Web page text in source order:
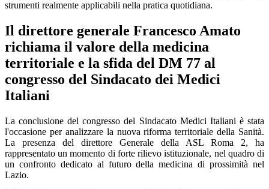
strumenti realmente applicabili nella pratica quotidiana.
Il direttore generale Francesco Amato
richiama il valore della medicina
territoriale e la sfida del DM 77 al
congresso del Sindacato dei Medici
Italiani
La conclusione del congresso del Sindacato Medici Italiani è stata
l'occasione per analizzare la nuova riforma territoriale della Sanità.
La presenza del direttore Generale della ASL Roma 2, ha
rappresentato un momento di forte rilievo istituzionale, nel quadro di
un confronto dedicato al futuro della medicina di prossimità nel
Lazio.